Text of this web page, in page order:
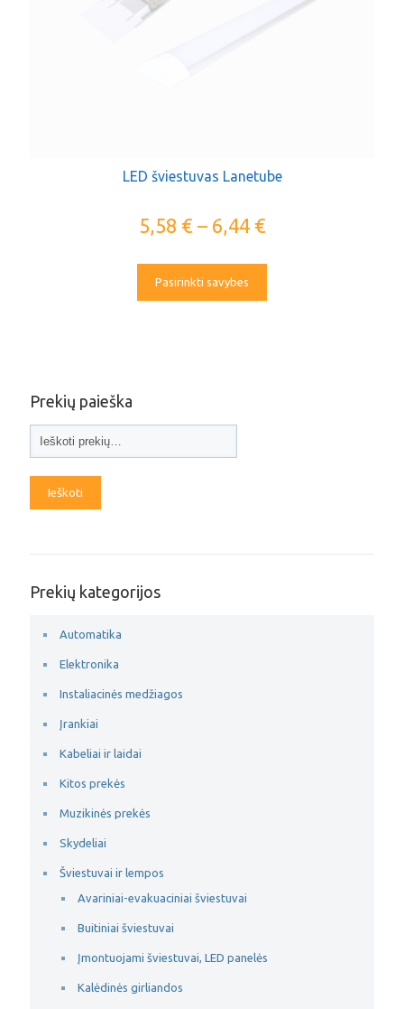
LED šviestuvas Lanetube
5,58 € – 6,44 €
Pasirinkti savybes
Prekių paieška
Ieškoti
Prekių kategorijos
Automatika
Elektronika
Instaliacinės medžiagos
Įrankiai
Kabeliai ir laidai
Kitos prekės
Muzikinės prekės
Skydeliai
Šviestuvai ir lempos
Avariniai-evakuaciniai šviestuvai
Buitiniai šviestuvai
Įmontuojami šviestuvai, LED panelės
Kalėdinės girliandos